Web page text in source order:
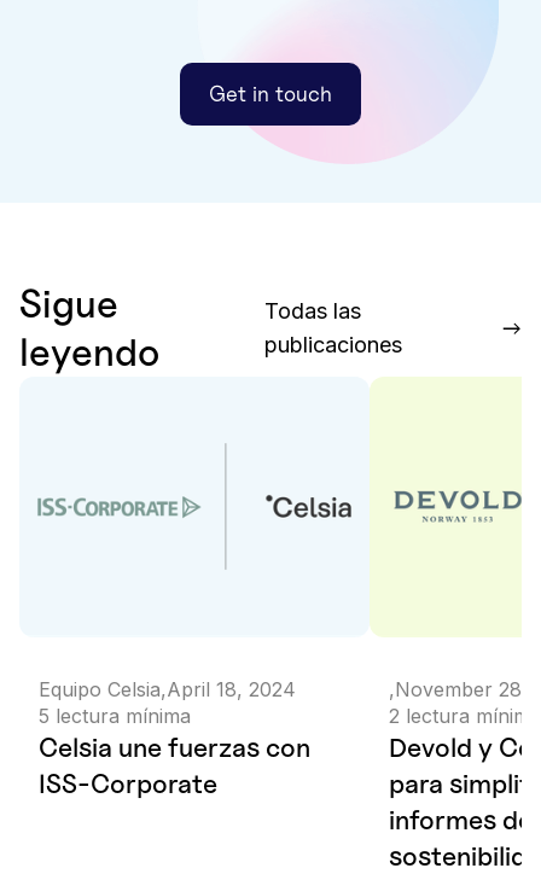
Get in touch
Sigue
leyendo
Todas las
publicaciones
Equipo Celsia,April 18, 2024
5 lectura mínima
Celsia une fuerzas con
ISS-Corporate
,November 28,
2 lectura mínima
Devold y
para
informes de